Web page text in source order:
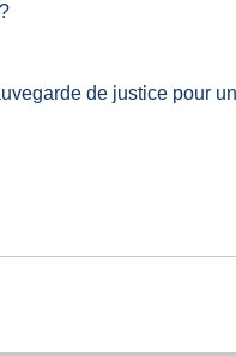
de justice pour